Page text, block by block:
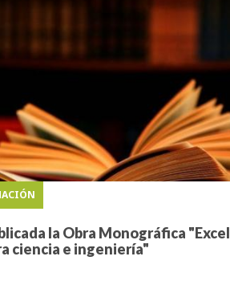
la Obra Monográfica "Excel
ciencia e ingeniería"